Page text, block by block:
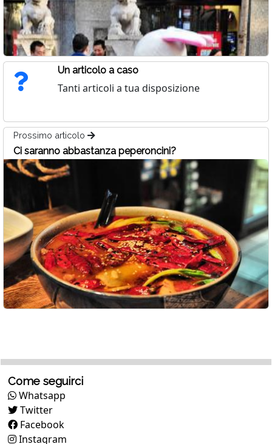
Un articolo a caso
Tanti articoli a tua disposizione
Prossimo articolo
Ci saranno abbastanza peperoncini?
Come seguirci
Whatsapp
Twitter
Facebook
Instagram